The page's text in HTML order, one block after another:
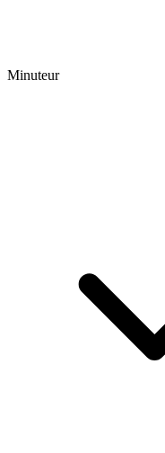
Minuteur